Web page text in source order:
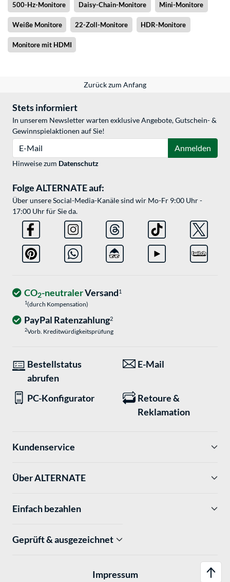
500-Hz-Monitore Daisy-Chain-Monitore Mini-Monitore
Weiße Monitore 22-Zoll-Monitore HDR-Monitore
Monitore mit HDMI
Zurück zum Anfang
Stets informiert
In unserem Newsletter warten exklusive Angebote, Gutschein- &
Gewinnspielaktionen auf Sie!
Anmelden
Hinweise zum Datenschutz
Folge ALTERNATE auf:
Über unsere Social-Media-Kanäle sind wir Mo-Fr 9:00 Uhr -
17:00 Uhr für Sie da.
CO2-neutralerVersand1
1(durch Kompensation)
PayPal Ratenzahlung2
2Vorb. Kreditwürdigkeitsprüfung
Bestellstatus
abrufen
E-Mail
PC-Konfigurator
Retoure &
Reklamation
Kundenservice
Über ALTERNATE
Einfach bezahlen
Geprüft & ausgezeichnet
Impressum